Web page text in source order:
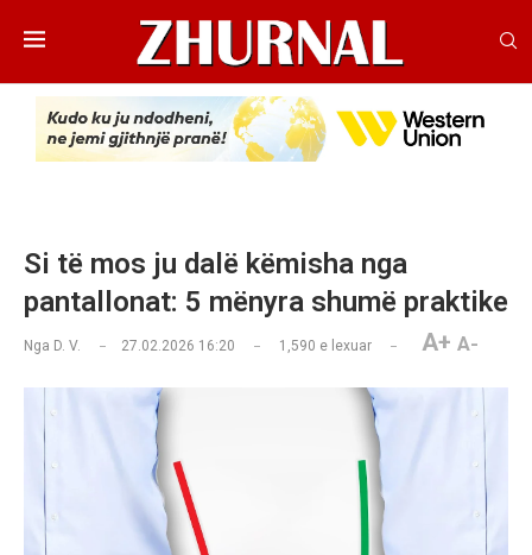
Si të mos ju dalë këmisha nga
pantallonat: 5 mënyra shumë praktike
Nga D. V. 27.02.2026 16:20 1,590 e lexuar A+ A-